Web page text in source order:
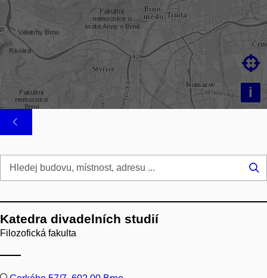
i

Katedra divadelních studií
Filozofická fakulta